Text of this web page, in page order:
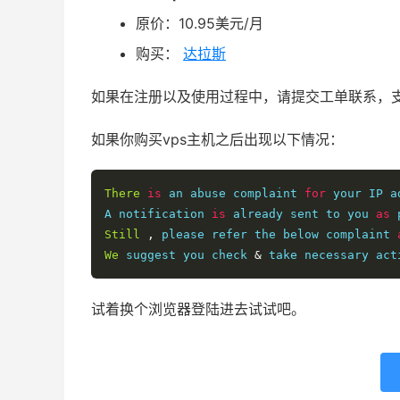
原价：10.95美元/月
购买： 达拉斯
如果在注册以及使用过程中，请提交工单联系
如果你购买vps主机之后出现以下情况：
There is an abuse complaint for your IP
A notification is already sent to you as
Still
, please refer the below complaint
We suggest you check & take necessary
试着换个浏览器登陆进去试试吧。